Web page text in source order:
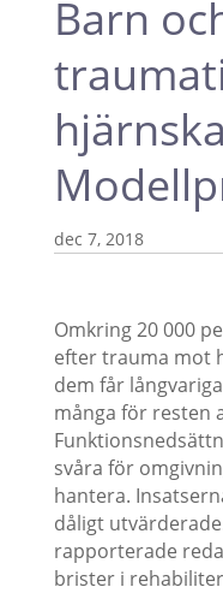
Barn
dec 7, 2018
Omkring 20 000
efter trauma mot
dem får
många för resten
svåra för
hantera.
dåligt
rapporterade
brister i